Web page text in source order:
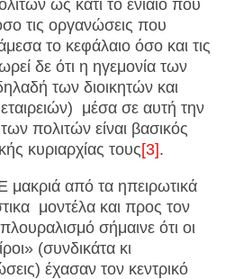
ως κάτι το ενιαίο που
τις οργανώσεις που
το κεφάλαιο όσο και τις
δε ότι η ηγεμονία των
των διοικητών και
μέσα σε αυτή την
πολιτών είναι βασικός
κυριαρχίας τους[3].
μακριά από τα ηπειρωτικά
μοντέλα και προς τον
σήμαινε ότι οι
(συνδικάτα κι
έχασαν τον κεντρικό